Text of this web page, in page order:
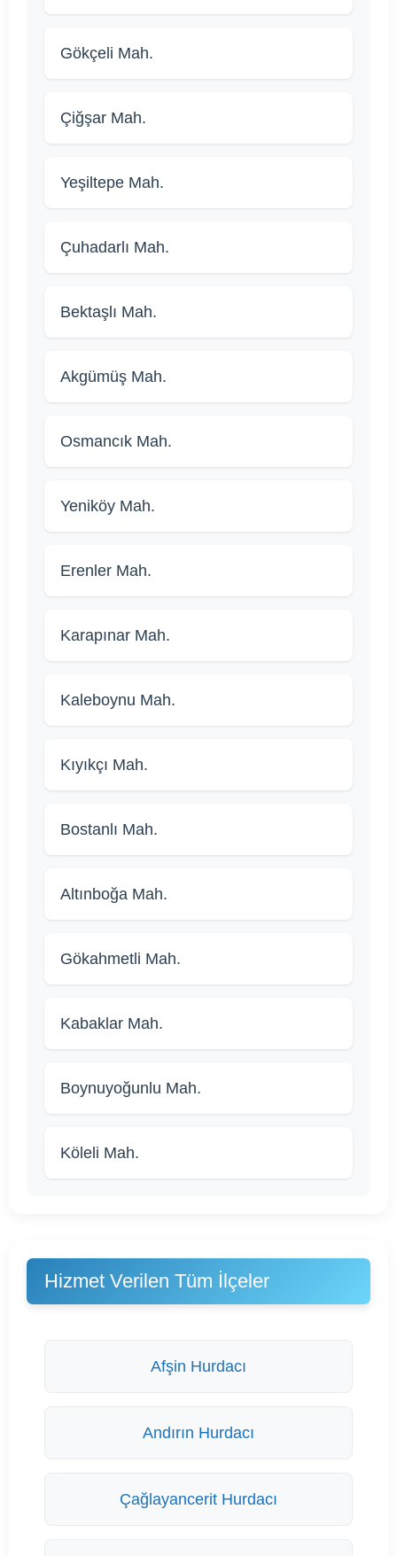
Gökçeli Mah.
Çiğşar Mah.
Yeşiltepe Mah.
Çuhadarlı Mah.
Bektaşlı Mah.
Akgümüş Mah.
Osmancık Mah.
Yeniköy Mah.
Erenler Mah.
Karapınar Mah.
Kaleboynu Mah.
Kıyıkçı Mah.
Bostanlı Mah.
Altınboğa Mah.
Gökahmetli Mah.
Kabaklar Mah.
Boynuyoğunlu Mah.
Köleli Mah.
Hizmet Verilen Tüm İlçeler
Afşin Hurdacı
Andırın Hurdacı
Çağlayancerit Hurdacı